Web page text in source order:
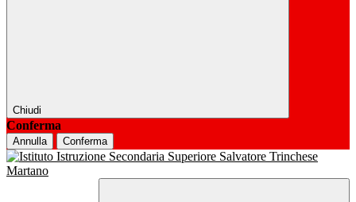
Chiudi
Conferma
Annulla Conferma